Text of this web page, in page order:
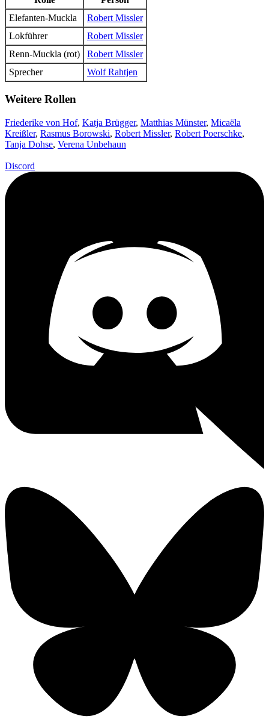
Elefanten-Muckla
Robert Missler
Lokführer
Robert Missler
Renn-Muckla (rot)
Robert Missler
Sprecher
Wolf Rahtjen
Weitere Rollen
Friederike von Hof, Katja Brügger, Matthias Münster, Micaëla
Kreißler, Rasmus Borowski, Robert Missler, Robert Poerschke,
Tanja Dohse, Verena Unbehaun
Discord